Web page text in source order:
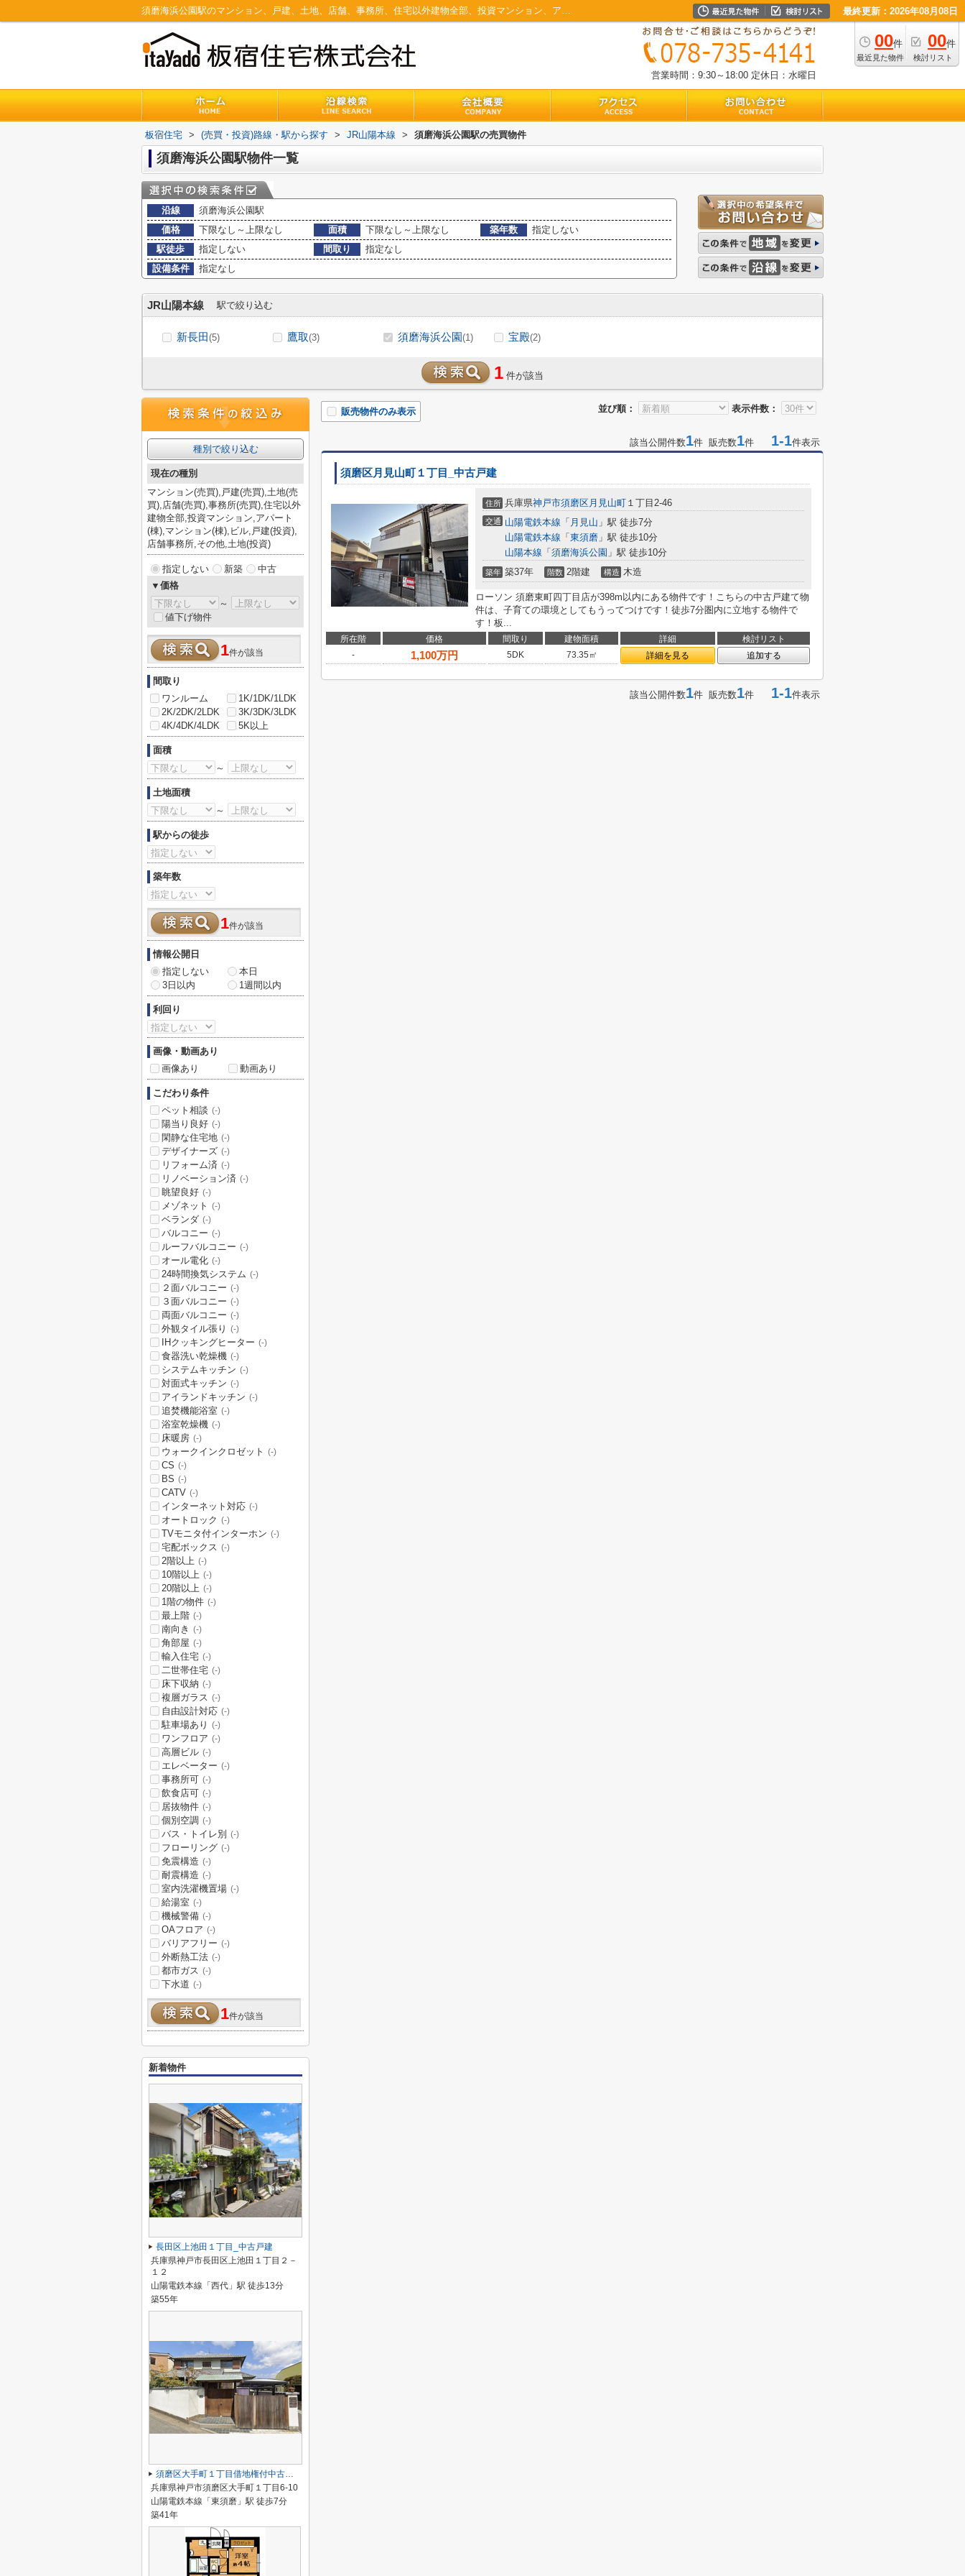
須磨海浜公園駅のマンション、戸建、土地、店舗、事務所、住宅以外建物全部、投資マンション、アパート(棟)、マンション(棟)、ビル、戸建、店舗事務所、その他、土地一覧｜板宿・須磨の賃貸・不動産なら板宿住宅 最終更新：2026年08月08日
00件
最近見た物件
00件
検討リスト
営業時間：9:30～18:00 定休日：水曜日
板宿住宅 > (売買・投資)路線・駅から探す > JR山陽本線 > 須磨海浜公園駅の売買物件
須磨海浜公園駅物件一覧
沿線
須磨海浜公園駅
価格
下限なし～上限なし 面積 下限なし～上限なし 築年数
指定しない
駅徒歩
指定しない 間取り
指定なし
設備条件
指定なし
JR山陽本線 駅で絞り込む
新長田(5) 鷹取(3) 須磨海浜公園(1) 宝殿(2)
1 件が該当
並び順： 表示件数：
販売物件のみ表示
該当公開件数1件 販売数1件 1-1件表示
須磨区月見山町１丁目_中古戸建
住所 兵庫県神戸市須磨区月見山町 １丁目2-46
交通 山陽電鉄本線 「 月見山 」駅 徒歩7分
山陽電鉄本線 「 東須磨 」駅 徒歩10分
山陽本線 「 須磨海浜公園 」駅 徒歩10分
築年 築37年 階数 2階建 構造 木造
ローソン 須磨東町四丁目店が398m以内にある物件です！こちらの中古戸建て物
件は、子育ての環境としてもうってつけです！徒歩7分圏内に立地する物件で
す！板...
所在階 価格 間取り 建物面積 詳細
検討リスト
-
1,100万円 5DK 73.35㎡ 詳細を見る 追加する
該当公開件数1件 販売数1件 1-1件表示
種別で絞り込む
現在の種別
マンション(売買),戸建(売買),土地(売
買),店舗(売買),事務所(売買),住宅以外
建物全部,投資マンション,アパート
(棟),マンション(棟),ビル,戸建(投資),
店舗事務所,その他,土地(投資)
指定しない 新築
中古
▼価格
～
値下げ物件
1件が該当
間取り
ワンルーム
1K/1DK/1LDK
2K/2DK/2LDK
3K/3DK/3LDK
4K/4DK/4LDK
5K以上
面積
～
土地面積
～
駅からの徒歩
築年数
1件が該当
情報公開日
指定しない
本日
3日以内
1週間以内
利回り
画像・動画あり
画像あり
動画あり
こだわり条件
ペット相談 (-)
陽当り良好 (-)
閑静な住宅地 (-)
デザイナーズ (-)
リフォーム済 (-)
リノベーション済 (-)
眺望良好 (-)
メゾネット (-)
ベランダ (-)
バルコニー (-)
ルーフバルコニー (-)
オール電化 (-)
24時間換気システム (-)
２面バルコニー (-)
３面バルコニー (-)
両面バルコニー (-)
外観タイル張り (-)
IHクッキングヒーター (-)
食器洗い乾燥機 (-)
システムキッチン (-)
対面式キッチン (-)
アイランドキッチン (-)
追焚機能浴室 (-)
浴室乾燥機 (-)
床暖房 (-)
ウォークインクロゼット (-)
CS (-)
BS (-)
CATV (-)
インターネット対応 (-)
オートロック (-)
TVモニタ付インターホン (-)
宅配ボックス (-)
2階以上 (-)
10階以上 (-)
20階以上 (-)
1階の物件 (-)
最上階 (-)
南向き (-)
角部屋 (-)
輸入住宅 (-)
二世帯住宅 (-)
床下収納 (-)
複層ガラス (-)
自由設計対応 (-)
駐車場あり (-)
ワンフロア (-)
高層ビル (-)
エレベーター (-)
事務所可 (-)
飲食店可 (-)
居抜物件 (-)
個別空調 (-)
バス・トイレ別 (-)
フローリング (-)
免震構造 (-)
耐震構造 (-)
室内洗濯機置場 (-)
給湯室 (-)
機械警備 (-)
OAフロア (-)
バリアフリー (-)
外断熱工法 (-)
都市ガス (-)
下水道 (-)
1件が該当
新着物件
長田区上池田１丁目_中古戸建
兵庫県神戸市長田区上池田１丁目２－
１２
山陽電鉄本線「西代」駅 徒歩13分
築55年
須磨区大手町１丁目借地権付中古戸建
兵庫県神戸市須磨区大手町１丁目6-10
山陽電鉄本線「東須磨」駅 徒歩7分
築41年